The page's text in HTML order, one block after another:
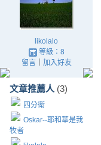
likolalo
等級：8
留言｜ 加入好友
文章推薦人 (3)
四分衛
Oskar--耶和華是我
牧者